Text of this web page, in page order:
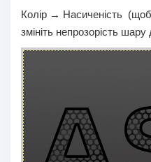
Колір → Насиченість
змініть непрозорість шару